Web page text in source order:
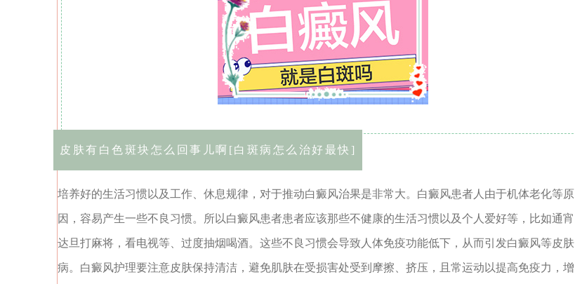
皮肤有白色斑块怎么回事儿啊[白斑病怎么治好最快]
培养好的生活习惯以及工作、休息规律，对于推动白癜风治果是非常大。白癜风患者人由于机体老化等原
因，容易产生一些不良习惯。所以白癜风患者患者应该那些不健康的生活习惯以及个人爱好等，比如通宵
达旦打麻将，看电视等、过度抽烟喝酒。这些不良习惯会导致人体免疫功能低下，从而引发白癜风等皮肤
病。白癜风护理要注意皮肤保持清洁，避免肌肤在受损害处受到摩擦、挤压，且常运动以提高免疫力，增
合肥华夏白癜风预约挂号中心
23:52:38